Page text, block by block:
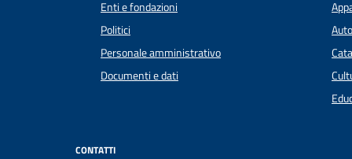
Enti e fondazioni
Politici
Personale amministrativo
Documenti e dati
CONTATTI